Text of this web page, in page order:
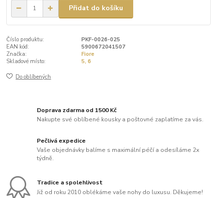
Přidat do košíku
Číslo produktu:
PKF-0026-025
EAN kód:
5900672041507
Značka:
Fiore
Skladové místo:
5, 6
Do oblíbených
Doprava zdarma od 1500 Kč
Nakupte své oblíbené kousky a poštovné zaplatíme za vás.
Pečlivá expedice
Vaše objednávky balíme s maximální péčí a odesíláme 2x
týdně.
Tradice a spolehlivost
Již od roku 2010 oblékáme vaše nohy do luxusu. Děkujeme!